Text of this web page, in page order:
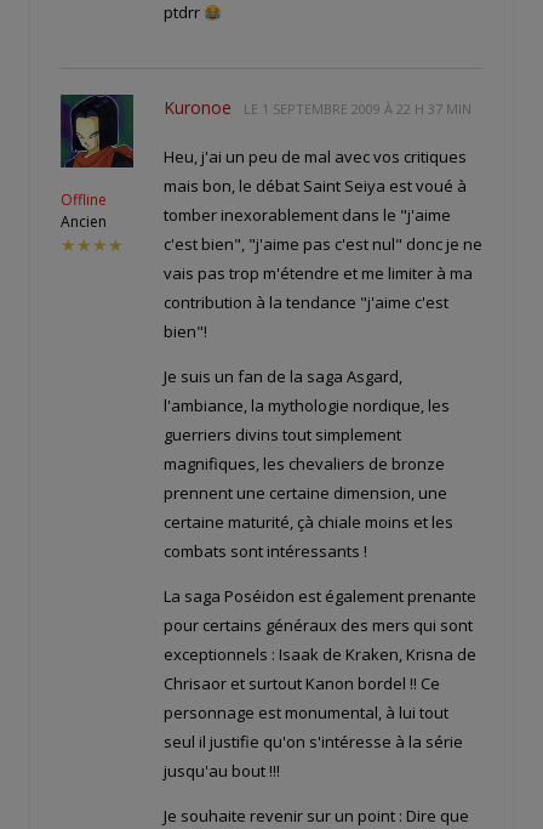
ptdrr
Offline
Ancien
★★★★
Kuronoe LE 1 SEPTEMBRE 2009 À 22 H 37 MIN
Heu, j'ai un peu de mal avec vos critiques
mais bon, le débat Saint Seiya est voué à
tomber inexorablement dans le "j'aime
c'est bien", "j'aime pas c'est nul" donc je ne
vais pas trop m'étendre et me limiter à ma
contribution à la tendance "j'aime c'est
bien"!
Je suis un fan de la saga Asgard,
l'ambiance, la mythologie nordique, les
guerriers divins tout simplement
magnifiques, les chevaliers de bronze
prennent une certaine dimension, une
certaine maturité, çà chiale moins et les
combats sont intéressants !
La saga Poséidon est également prenante
pour certains généraux des mers qui sont
exceptionnels : Isaak de Kraken, Krisna de
Chrisaor et surtout Kanon bordel !! Ce
personnage est monumental, à lui tout
seul il justifie qu'on s'intéresse à la série
jusqu'au bout !!!
Je souhaite revenir sur un point : Dire que